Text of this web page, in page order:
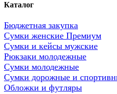
Каталог
Бюджетная закупка
Сумки женские Премиум
Сумки и кейсы мужские
Рюкзаки молодежные
Сумки молодежные
Сумки дорожные и
Обложки и футляры